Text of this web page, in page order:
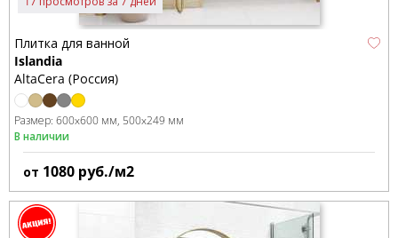
Плитка для ванной
Islandia
AltaCera (Россия)
Размер: 600x600 мм 500x249 мм
В наличии
от 1080 руб./м2